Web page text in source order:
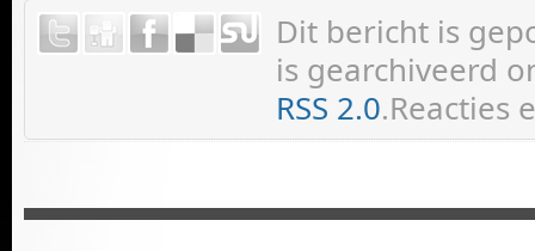
Dit bericht is
is gearchiveerd
RSS 2.0.Reacties